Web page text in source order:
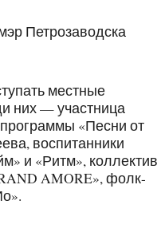
Петрозаводска
местные
них — участница
«Песни от
воспитанники
и «Ритм», коллектив
AMORE», фолк-